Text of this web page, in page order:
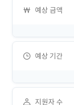
예상 금액
예상 기간
지원자 수